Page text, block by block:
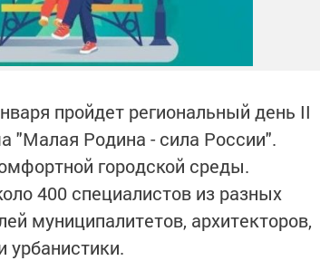
пройдет региональный день II
"Малая Родина - сила России".
городской среды.
400 специалистов из разных
муниципалитетов, архитекторов,
урбанистики.